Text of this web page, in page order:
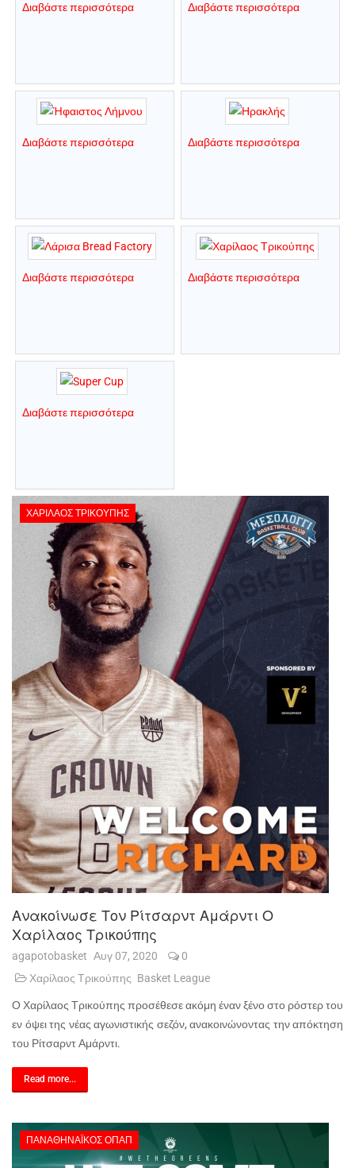
Διαβάστε περισσότερα Διαβάστε περισσότερα
Διαβάστε περισσότερα Διαβάστε περισσότερα
Διαβάστε περισσότερα Διαβάστε περισσότερα
Διαβάστε περισσότερα
ΧΑΡΊΛΑΟΣ ΤΡΙΚΟΎΠΗΣ
Ανακοίνωσε Τον Ρίτσαρντ Αμάρντι Ο
Χαρίλαος Τρικούπης
agapotobasket Αυγ 07, 2020
0
Χαρίλαος Τρικούπης Basket League
Ο Χαρίλαος Τρικούπης προσέθεσε ακόμη έναν ξένο στο ρόστερ του
εν όψει της νέας αγωνιστικής σεζόν, ανακοινώνοντας την απόκτηση
του Ρίτσαρντ Αμάρντι.
Read more...
ΠΑΝΑΘΗΝΑΪΚΌΣ ΟΠΑΠ